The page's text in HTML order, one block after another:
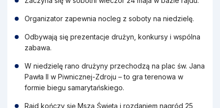
Organizator zapewnia nocleg z soboty na niedzielę.
Odbywają się prezentacje drużyn, konkursy i wspólna
zabawa.
W niedzielę rano drużyny przechodzą na plac św. Jana
Pawła II w Piwnicznej-Zdroju – to gra terenowa w
formie biegu samarytańskiego.
Rajd kończy się Mszą Świętą i rozdaniem nagród 25